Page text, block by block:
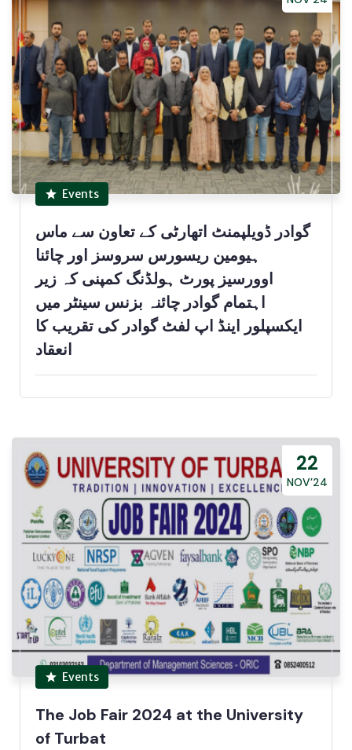
Events
گوادر ڈویلپمنٹ اتھارٹی کے تعاون سے ماس
ہیومین ریسورس سروسز اور چائنا
اوورسیز پورٹ ہولڈنگ کمپنی کہ زیر
اہتمام گوادر چائنہ بزنس سینٹر میں
ایکسپلور اینڈ اپ لفٹ گوادر کی تقریب کا
انعقاد
22
NOV’24
Events
The Job Fair 2024 at the University
of Turbat